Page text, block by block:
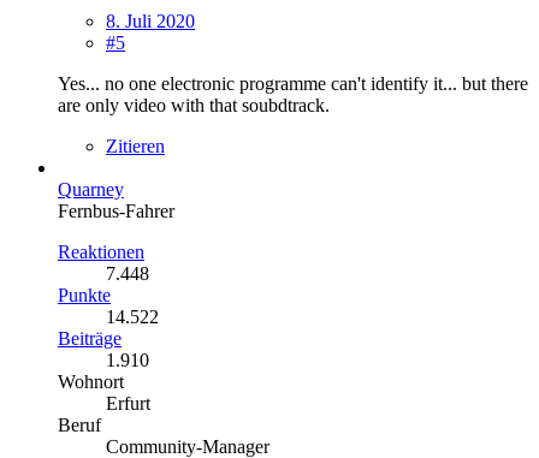
8. Juli 2020
#5
Yes... no one electronic programme can't identify it... but there
are only video with that soubdtrack.
Zitieren
Quarney
Fernbus-Fahrer
Reaktionen
7.448
Punkte
14.522
Beiträge
1.910
Wohnort
Erfurt
Beruf
Community-Manager